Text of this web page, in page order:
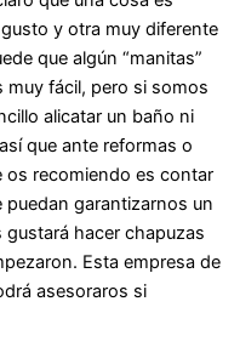
y otra muy diferente
que algún “manitas”
muy fácil, pero si somos
alicatar un baño ni
que ante reformas o
os recomiendo es contar
garantizarnos un
hacer chapuzas
Esta empresa de
asesoraros si